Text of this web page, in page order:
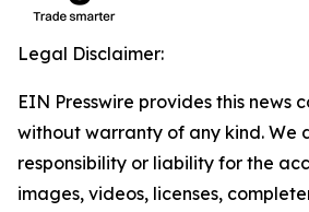
Legal Disclaimer:
EIN Presswire provides this news
without warranty of any kind. We
responsibility or liability for the
images, videos, licenses,